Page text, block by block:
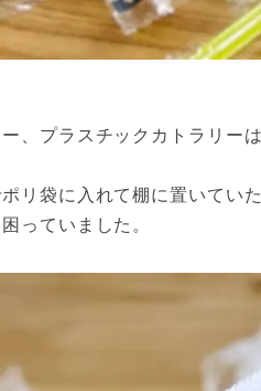
、プラスチックカトラリー
リ袋に入れて棚に置いてい
っていました。